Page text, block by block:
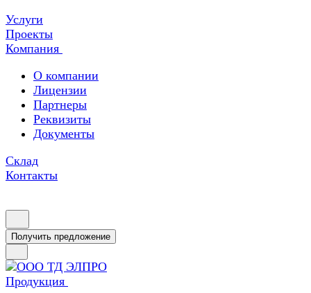
Услуги
Проекты
Компания
О компании
Лицензии
Партнеры
Реквизиты
Документы
Склад
Контакты
Получить предложение
Продукция